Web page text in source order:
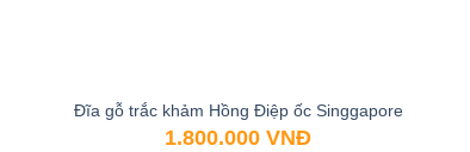
Đĩa gỗ trắc khảm Hồng Điệp ốc Singgapore
1.800.000 VNĐ